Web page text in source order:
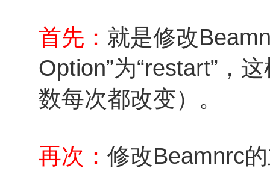
首先： 就是修改
Option”为“restart”，
数每次都改变）。
再次： 修改Beamnrc